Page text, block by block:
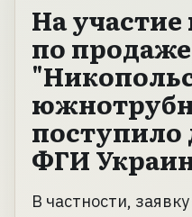
На участие
по
поступило
ФГИ
В частности,